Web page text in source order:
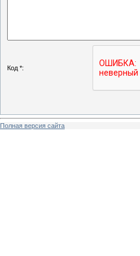
Код *:
Полная версия сайта